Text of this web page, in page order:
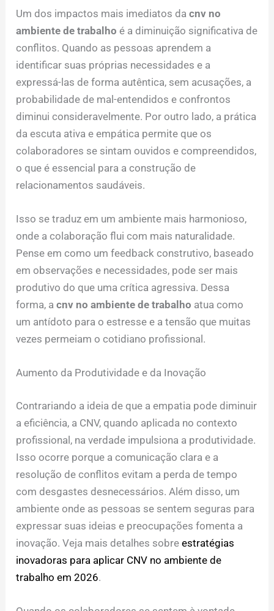
Um dos impactos mais imediatos dacnv no
ambiente de trabalho é a diminuição significativa de
conflitos. Quando as pessoas aprendem a
identificar suas próprias necessidades e a
expressá-las de forma autêntica, sem acusações, a
probabilidade de mal-entendidos e confrontos
diminui consideravelmente. Por outro lado, a prática
da escuta ativa e empática permite que os
colaboradores se sintam ouvidos e compreendidos,
o que é essencial para a construção de
relacionamentos saudáveis.
Isso se traduz em um ambiente mais harmonioso,
onde a colaboração flui com mais naturalidade.
Pense em como um feedback construtivo, baseado
em observações e necessidades, pode ser mais
produtivo do que uma crítica agressiva. Dessa
forma, acnv no ambiente de trabalho atua como
um antídoto para o estresse e a tensão que muitas
vezes permeiam o cotidiano profissional.
Aumento da Produtividade e da Inovação
Contrariando a ideia de que a empatia pode diminuir
a eficiência, a CNV, quando aplicada no contexto
profissional, na verdade impulsiona a produtividade.
Isso ocorre porque a comunicação clara e a
resolução de conflitos evitam a perda de tempo
com desgastes desnecessários. Além disso, um
ambiente onde as pessoas se sentem seguras para
expressar suas ideias e preocupações fomenta a
inovação. Veja mais detalhes sobreestratégias
inovadoras para aplicar CNV no ambiente de
trabalho em 2026.